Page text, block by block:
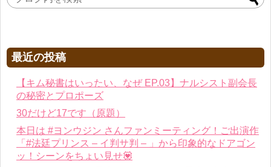
最近の投稿
【キム秘書はいったい、なぜ EP.03】ナルシスト副会長
の秘密とプロポーズ
30だけど17です（原題）
本日は #ヨンウジン さんファンミーティング！ご出演作
「#法廷プリンス – イ判サ判 – 」から印象的なドアゴン
ッ！シーンをちょい見せ💟